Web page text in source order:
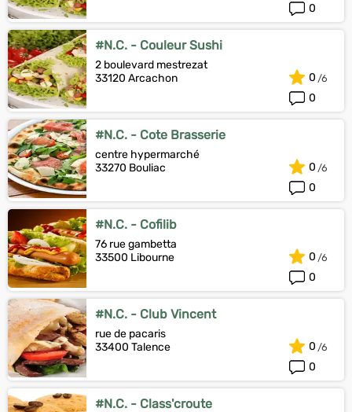
0
#N.C. - Couleur Sushi
2 boulevard mestrezat
33120 Arcachon
0
0
#N.C. - Cote Brasserie
centre hypermarché
33270 Bouliac
0
0
#N.C. - Cofilib
76 rue gambetta
33500 Libourne
0
0
#N.C. - Club Vincent
rue de pacaris
33400 Talence
0
0
#N.C. - Class'croute